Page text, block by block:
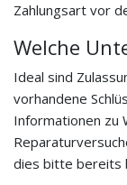
Zahlungsart vor
Welche
Ideal sind
vorhandene
Informationen zu
dies bitte bereits